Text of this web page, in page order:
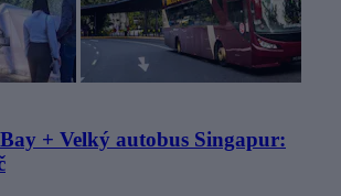
+ Velký autobus Singapur: